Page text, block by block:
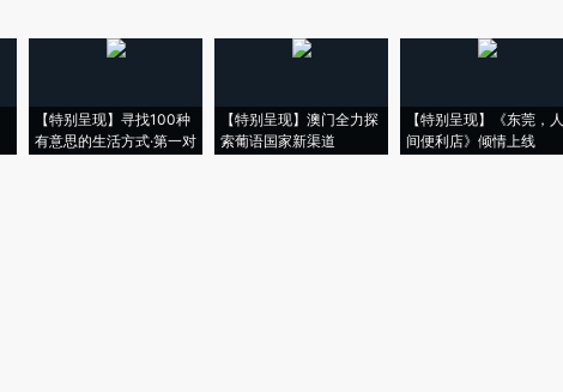
【特别呈现】寻找100种
有意思的生活方式·第一对
【特别呈现】澳门全力探
索葡语国家新渠道
【特别呈现】《东莞，人
间便利店》倾情上线